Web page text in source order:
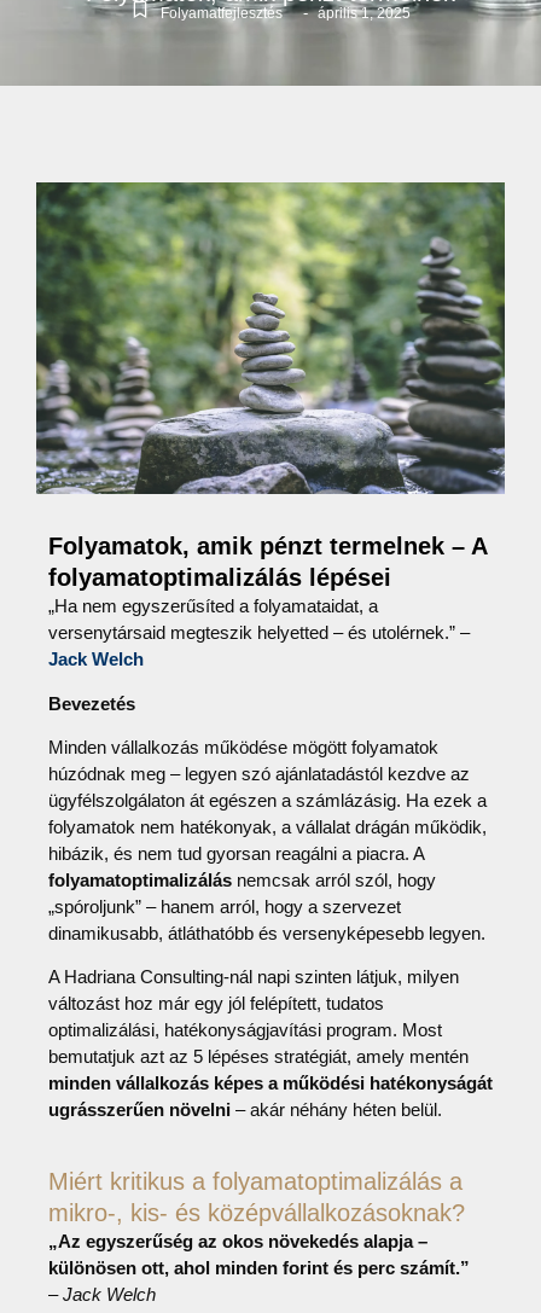
Folyamatfejlesztés - április 1, 2025
Folyamatok, amik pénzt termelnek – A
folyamatoptimalizálás lépései
„Ha nem egyszerűsíted a folyamataidat, a
versenytársaid megteszik helyetted – és utolérnek.” –
Jack Welch
Bevezetés
Minden vállalkozás működése mögött folyamatok
húzódnak meg – legyen szó ajánlatadástól kezdve az
ügyfélszolgálaton át egészen a számlázásig. Ha ezek a
folyamatok nem hatékonyak, a vállalat drágán működik,
hibázik, és nem tud gyorsan reagálni a piacra. A
folyamatoptimalizálás nemcsak arról szól, hogy
„spóroljunk” – hanem arról, hogy a szervezet
dinamikusabb, átláthatóbb és versenyképesebb legyen.
A Hadriana Consulting-nál napi szinten látjuk, milyen
változást hoz már egy jól felépített, tudatos
optimalizálási, hatékonyságjavítási program. Most
bemutatjuk azt az 5 lépéses stratégiát, amely mentén
minden vállalkozás képes a működési hatékonyságát
ugrásszerűen növelni – akár néhány héten belül.
Miért kritikus a folyamatoptimalizálás a
mikro-, kis- és középvállalkozásoknak?
„Az egyszerűség az okos növekedés alapja –
különösen ott, ahol minden forint és perc számít.”
–Jack Welch